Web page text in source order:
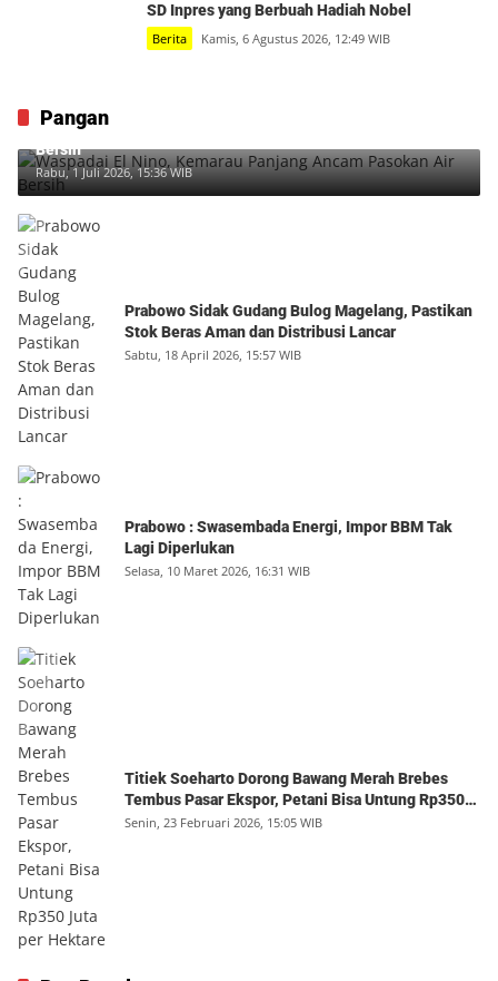
SD Inpres yang Berbuah Hadiah Nobel
Berita Kamis, 6 Agustus 2026, 12:49 WIB
Pangan
Waspadai El Nino, Kemarau Panjang Ancam Pasokan Air
Bersih
Rabu, 1 Juli 2026, 15:36 WIB
Prabowo Sidak Gudang Bulog Magelang, Pastikan
Stok Beras Aman dan Distribusi Lancar
Sabtu, 18 April 2026, 15:57 WIB
Prabowo : Swasembada Energi, Impor BBM Tak
Lagi Diperlukan
Selasa, 10 Maret 2026, 16:31 WIB
Titiek Soeharto Dorong Bawang Merah Brebes
Tembus Pasar Ekspor, Petani Bisa Untung Rp350
Juta per Hektare
Senin, 23 Februari 2026, 15:05 WIB